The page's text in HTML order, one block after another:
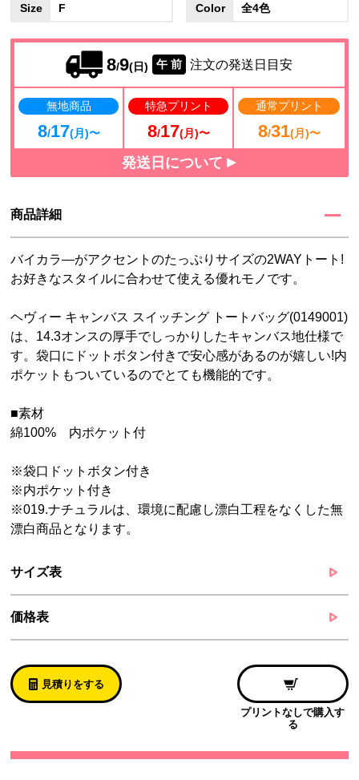
Size F Color 全4色
8/9(日) 午 前 注文の発送日目安
無地商品
8/17(月)〜
特急プリント
8/17(月)〜
通常プリント
8/31(月)〜
発送日について
商品詳細
バイカラ―がアクセントのたっぷりサイズの2WAYトート!
お好きなスタイルに合わせて使える優れモノです。
ヘヴィー キャンバス スイッチング トートバッグ(0149001)
は、14.3オンスの厚手でしっかりしたキャンバス地仕様で
す。袋口にドットボタン付きで安心感があるのが嬉しい!内
ポケットもついているのでとても機能的です。
■素材
綿100% 内ポケット付
※袋口ドットボタン付き
※内ポケット付き
※019.ナチュラルは、環境に配慮し漂白工程をなくした無
漂白商品となります。
サイズ表
価格表
見積りをする
プリントなしで購入す
る